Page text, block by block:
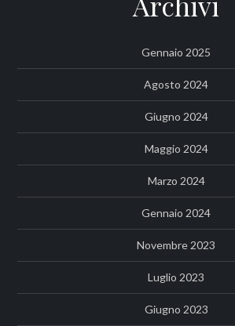
Gennaio 2025
Agosto 2024
Giugno 2024
Maggio 2024
Marzo 2024
Gennaio 2024
Novembre 2023
Luglio 2023
Giugno 2023